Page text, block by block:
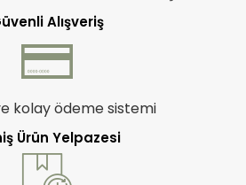
Alışveriş
kolay ödeme sistemi
Ürün Yelpazesi